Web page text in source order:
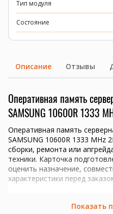
Тип модуля
Состояние
Описание Отзывы
Оперативная память
SAMSUNG 10600R 1333
Оперативная память
SAMSUNG 10600R 1333 MHz
сборки, ремонта или
техники. Карточка
оценить назначение,
характеристики перед
Показать